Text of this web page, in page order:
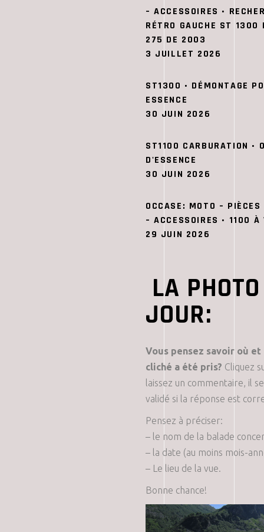
– ACCESSOIRES •
RÉTRO GAUCHE ST 1300
275 DE 2003
3 JUILLET 2026
ST1300 • DÉMONTAGE
ESSENCE
30 JUIN 2026
ST1100 CARBURATION •
D'ESSENCE
30 JUIN 2026
OCCASE: MOTO – PIÈCES
– ACCESSOIRES • 1100 À
29 JUIN 2026
LA
JOUR:
Vous pensez savoir où et
cliché a été pris? Cliquez
laissez un commentaire, il
validé si la réponse est
Pensez à préciser:
– le nom de la balade
– la date (au moins mois-
– Le lieu de la vue.
Bonne chance!